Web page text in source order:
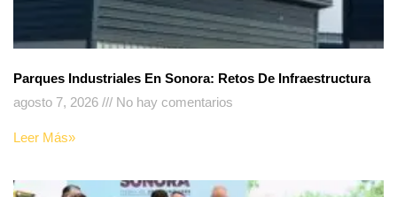
Parques Industriales En Sonora: Retos De Infraestructura
agosto 7, 2026
No hay comentarios
Leer Más»